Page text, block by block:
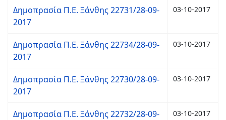
Δημοπρασία Π.Ε. Ξάνθης 22731/28-09-
2017
03-10-2017
Δημοπρασία Π.Ε. Ξάνθης 22734/28-09-
2017
03-10-2017
Δημοπρασία Π.Ε. Ξάνθης 22730/28-09-
2017
03-10-2017
Δημοπρασία Π.Ε. Ξάνθης 22732/28-09-
03-10-2017